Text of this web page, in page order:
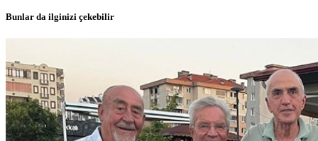
Bunlar da ilginizi çekebilir